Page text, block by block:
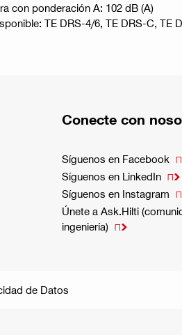
con ponderación A: 102 dB (A)
TE DRS-4/6, TE DRS-C, TE
Conecte con
Síguenos en Facebook
Síguenos en LinkedIn 
Síguenos en Instagram
Únete a Ask.Hilti
ingeniería) 
de Datos